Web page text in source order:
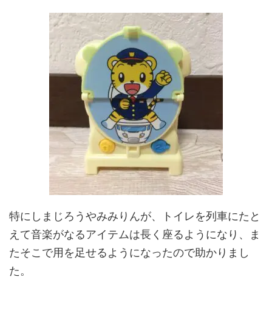
特にしまじろうやみみりんが、トイレを列車にたと
えて音楽がなるアイテムは長く座るようになり、ま
たそこで用を足せるようになったので助かりまし
た。